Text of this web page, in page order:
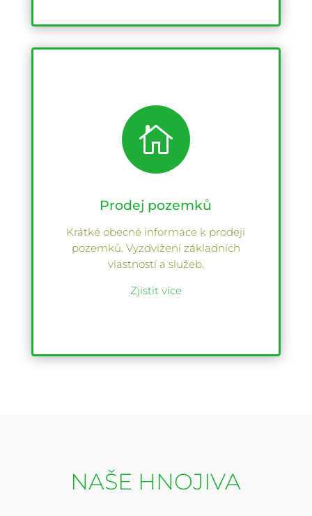

Prodej pozemků
Krátké obecné informace k prodeji
pozemků. Vyzdvižení základních
vlastností a služeb.
Zjistit více
NAŠE HNOJIVA